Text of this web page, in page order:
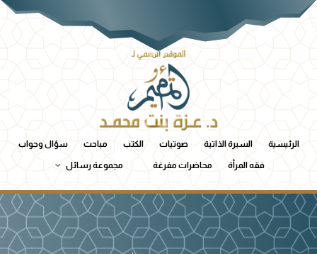
الرئيسية السيرة الذاتية صوتيات الكتب مباحث سؤال وجواب
فقه المرأة محاضرات مفرغة مجموعة رسائل